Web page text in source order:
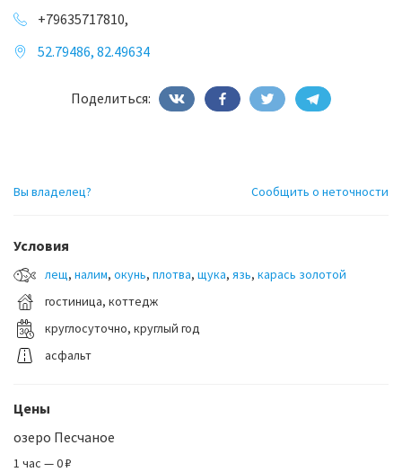
+79635717810,
52.79486, 82.49634
Поделиться:
Вы владелец? Сообщить о неточности
Условия
лещ, налим, окунь, плотва, щука, язь, карась золотой
гостиница, коттедж
круглосуточно, круглый год
асфальт
Цены
озеро Песчаное
1 час — 0 ₽